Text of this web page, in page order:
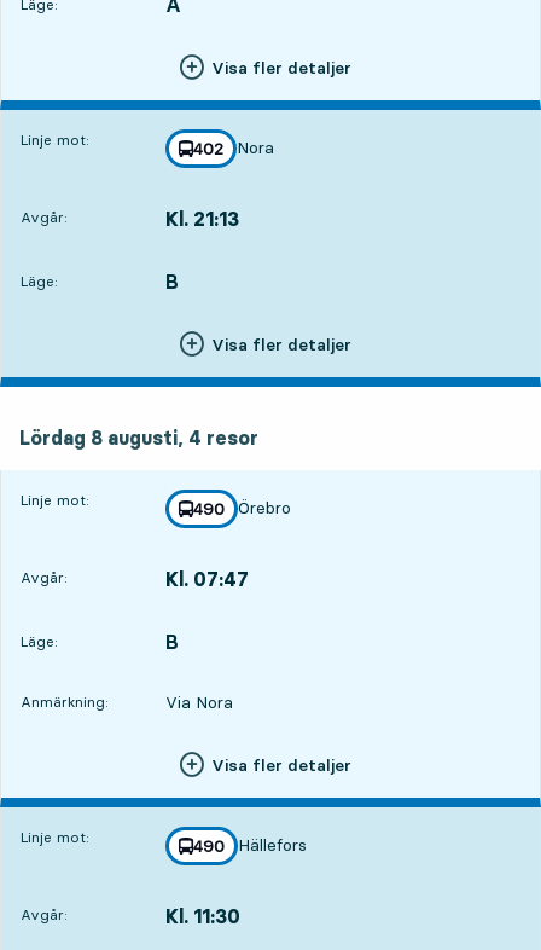
Läge:
LÄGE,
,
Visa fler detaljer
Linje mot: linje
402
mot
Nora
,
Avgår: Kl. 21:13
Läge:
LÄGE, B
,
Visa fler detaljer
Lördag 8 augusti, 4 resor
Linje mot: linje
490
mot
Örebro
,
Avgår: Kl. 07:47
Läge:
LÄGE, B
,
Anmärkning: Via Nora
Visa fler detaljer
Linje mot: linje
490
mot
Hällefors
,
Avgår: Kl. 11:30